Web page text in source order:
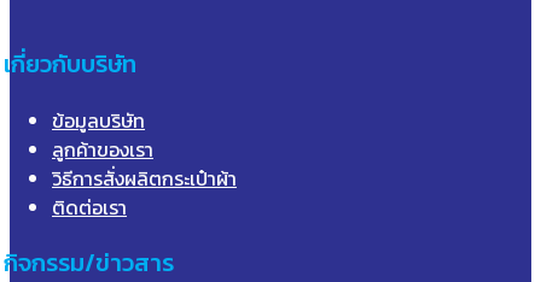
เกี่ยวกับบริษัท
ข้อมูลบริษัท
ลูกค้าของเรา
วิธีการสั่งผลิตกระเป๋าผ้า
ติดต่อเรา
กิจกรรม/ข่าวสาร